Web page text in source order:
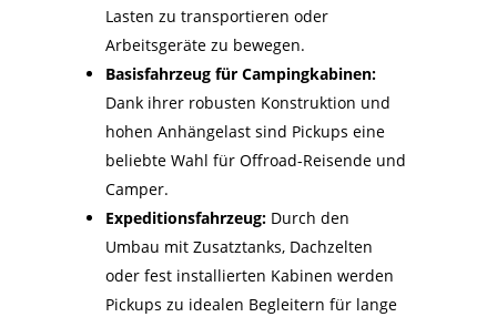
Lasten zu transportieren oder
Arbeitsgeräte zu bewegen.
Basisfahrzeug für Campingkabinen:
Dank ihrer robusten Konstruktion und
hohen Anhängelast sind Pickups eine
beliebte Wahl für Offroad-Reisende und
Camper.
Expeditionsfahrzeug:Durch den
Umbau mit Zusatztanks, Dachzelten
oder fest installierten Kabinen werden
Pickups zu idealen Begleitern für lange